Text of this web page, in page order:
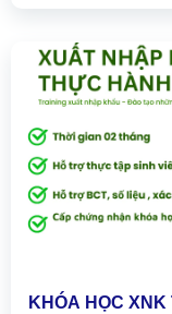
KHÓA HỌC